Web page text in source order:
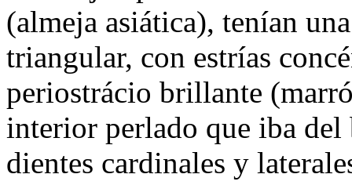
(almeja asiática), tenían
triangular, con estrías
periostrácio brillante
interior perlado que iba
dientes cardinales y